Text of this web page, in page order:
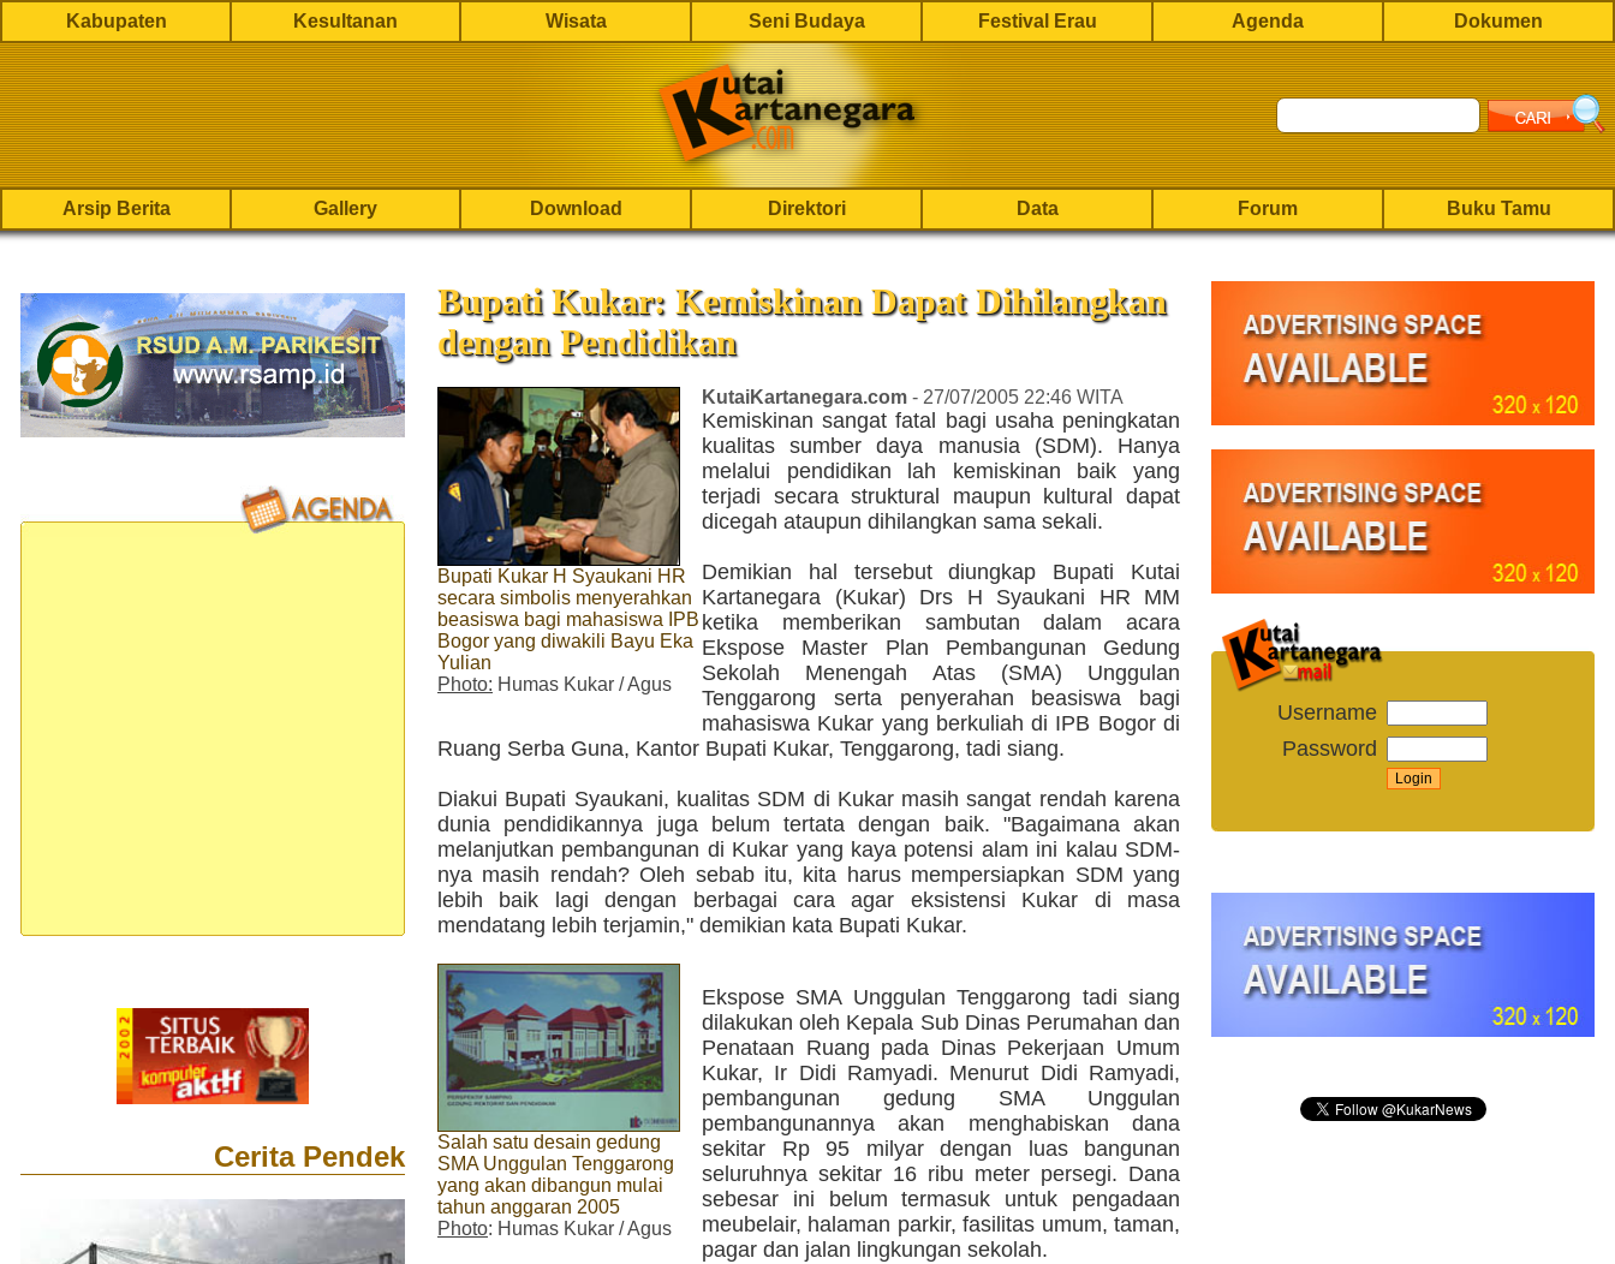
Kabupaten Kesultanan Wisata Seni Budaya Festival Erau Agenda Dokumen
Arsip Berita Gallery Download Direktori Data Forum Buku Tamu
Cerita Pendek
Bupati Kukar: Kemiskinan Dapat Dihilangkan
dengan Pendidikan
Bupati Kukar H Syaukani HR
secara simbolis menyerahkan
beasiswa bagi mahasiswa IPB
Bogor yang diwakili Bayu Eka
Yulian
Photo: Humas Kukar / Agus
KutaiKartanegara.com - 27/07/2005 22:46 WITA
Kemiskinan sangat fatal bagi usaha peningkatan
kualitas sumber daya manusia (SDM). Hanya
melalui pendidikan lah kemiskinan baik yang
terjadi secara struktural maupun kultural dapat
dicegah ataupun dihilangkan sama sekali.
Demikian hal tersebut diungkap Bupati Kutai
Kartanegara (Kukar) Drs H Syaukani HR MM
ketika memberikan sambutan dalam acara
Ekspose Master Plan Pembangunan Gedung
Sekolah Menengah Atas (SMA) Unggulan
Tenggarong serta penyerahan beasiswa bagi
mahasiswa Kukar yang berkuliah di IPB Bogor di
Ruang Serba Guna, Kantor Bupati Kukar, Tenggarong, tadi siang.
Diakui Bupati Syaukani, kualitas SDM di Kukar masih sangat rendah karena
dunia pendidikannya juga belum tertata dengan baik. "Bagaimana akan
melanjutkan pembangunan di Kukar yang kaya potensi alam ini kalau SDM-
nya masih rendah? Oleh sebab itu, kita harus mempersiapkan SDM yang
lebih baik lagi dengan berbagai cara agar eksistensi Kukar di masa
mendatang lebih terjamin," demikian kata Bupati Kukar.
Salah satu desain gedung
SMA Unggulan Tenggarong
yang akan dibangun mulai
tahun anggaran 2005
Photo: Humas Kukar / Agus
Ekspose SMA Unggulan Tenggarong tadi siang
dilakukan oleh Kepala Sub Dinas Perumahan dan
Penataan Ruang pada Dinas Pekerjaan Umum
Kukar, Ir Didi Ramyadi. Menurut Didi Ramyadi,
pembangunan gedung SMA Unggulan
pembangunannya akan menghabiskan dana
sekitar Rp 95 milyar dengan luas bangunan
seluruhnya sekitar 16 ribu meter persegi. Dana
sebesar ini belum termasuk untuk pengadaan
meubelair, halaman parkir, fasilitas umum, taman,
pagar dan jalan lingkungan sekolah.
Username
Password